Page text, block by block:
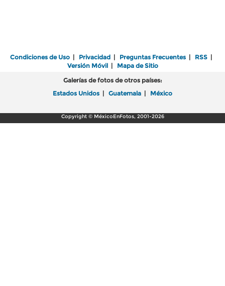
Condiciones de Uso | Privacidad | Preguntas Frecuentes | RSS |
Versión Móvil| Mapa de Sitio
Galerías de fotos de otros países:
Estados Unidos | Guatemala | México
Copyright © MéxicoEnFotos, 2001-2026